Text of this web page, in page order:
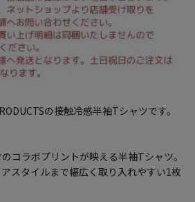
の接触冷感半袖Tシャツです。
コラボプリントが映える半袖Tシャツ。
スタイルまで幅広く取り入れやすい1枚